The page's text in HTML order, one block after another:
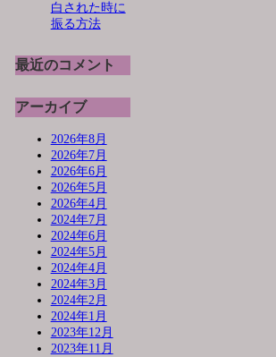
白された時に
振る方法
最近のコメント
アーカイブ
2026年8月
2026年7月
2026年6月
2026年5月
2026年4月
2024年7月
2024年6月
2024年5月
2024年4月
2024年3月
2024年2月
2024年1月
2023年12月
2023年11月